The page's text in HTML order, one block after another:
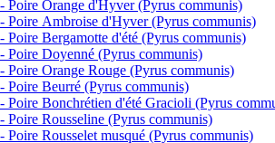
Poire Orange d'Hyver (Pyrus communis)
Poire Ambroise d'Hyver (Pyrus communis)
Poire Bergamotte d'été (Pyrus communis)
Poire Doyenné (Pyrus communis)
Poire Orange Rouge (Pyrus communis)
Poire Beurré (Pyrus communis)
Poire Bonchrétien d'été Gracioli (Pyrus
Poire Rousseline (Pyrus communis)
Poire Rousselet musqué (Pyrus communis)